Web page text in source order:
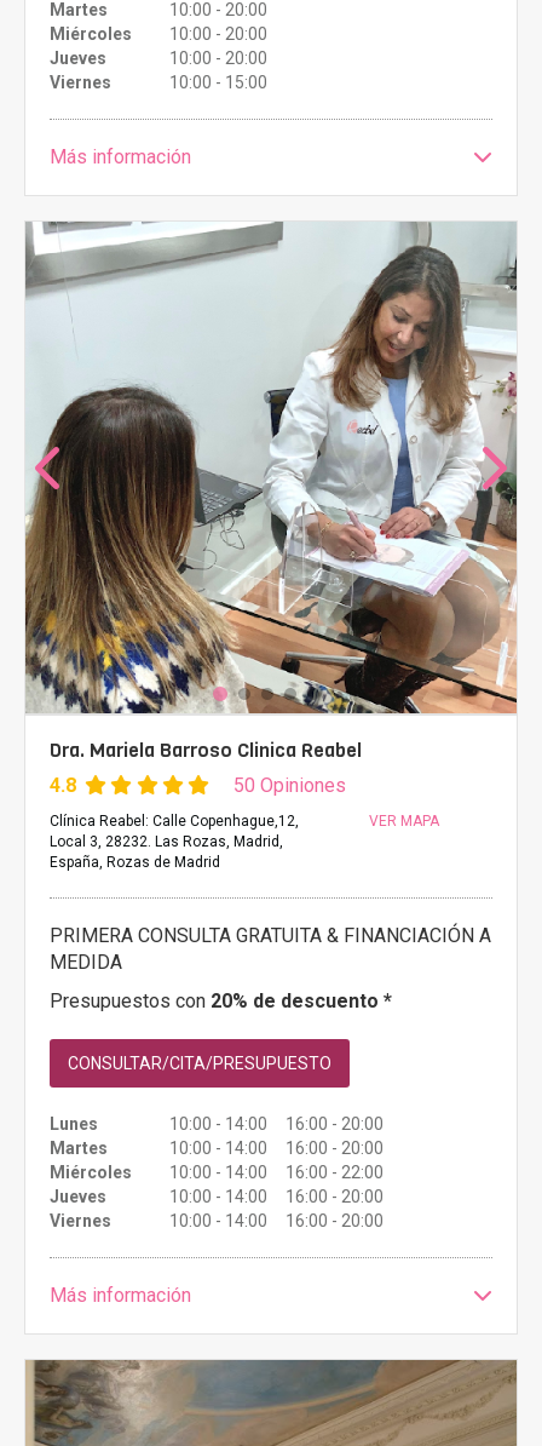
Martes
10:00 - 20:00
Miércoles
10:00 - 20:00
Jueves
10:00 - 20:00
Viernes
10:00 - 15:00
Más información
Dra. Mariela Barroso Clinica Reabel
4.8 50 Opiniones
Clínica Reabel: Calle Copenhague,12,
Local 3, 28232. Las Rozas, Madrid,
España, Rozas de Madrid
VER MAPA
PRIMERA CONSULTA GRATUITA & FINANCIACIÓN A
MEDIDA
Presupuestos con 20% de descuento *
CONSULTAR/CITA/PRESUPUESTO
Lunes
10:00 - 14:00 16:00 - 20:00
Martes
10:00 - 14:00 16:00 - 20:00
Miércoles
10:00 - 14:00 16:00 - 22:00
Jueves
10:00 - 14:00 16:00 - 20:00
Viernes
10:00 - 14:00 16:00 - 20:00
Más información